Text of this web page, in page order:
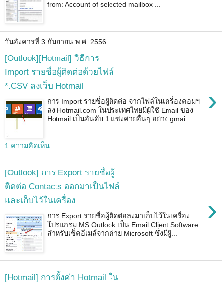
from: Account of selected mailbox ...
วันอังคารที่ 3 กันยายน พ.ศ. 2556
[Outlook][Hotmail] วิธีการ
Import รายชื่อผู้ติดต่อด้วยไฟล์
*.CSV ลงเว็บ Hotmail
›
การ Import รายชื่อผู้ติดต่อ จากไฟล์ในเครื่องคอมฯ
ลง Hotmail.com ในประเทศไทยมีผู้ใช้ Email ของ
Hotmail เป็นอันดับ 1 แซงค่ายอื่นๆ อย่าง gmai...
1 ความคิดเห็น:
[Outlook] การ Export รายชื่อผู้
ติดต่อ Contacts ออกมาเป็นไฟล์
และเก็บไว้ในเครื่อง
›
การ Export รายชื่อผู้ติดต่อลงมาเก็บไว้ในเครื่อง
โปรแกรม MS Outlook เป็น Email Client Software
สำหรับเช็คอีเมล์จากค่าย Microsoft ซึ่งมีผู้...
[Hotmail] การตั้งค่า Hotmail ใน